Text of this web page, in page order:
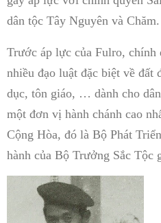
dân tộc Tây Nguyên và Chăm.
Trước áp lực của Fulro, chính
nhiều đạo luật đặc biệt về đất
dục, tôn giáo, … dành cho
một đơn vị hành chánh cao
Cộng Hòa, đó là Bộ Phát
hành của Bộ Trưởng Sắc Tộc